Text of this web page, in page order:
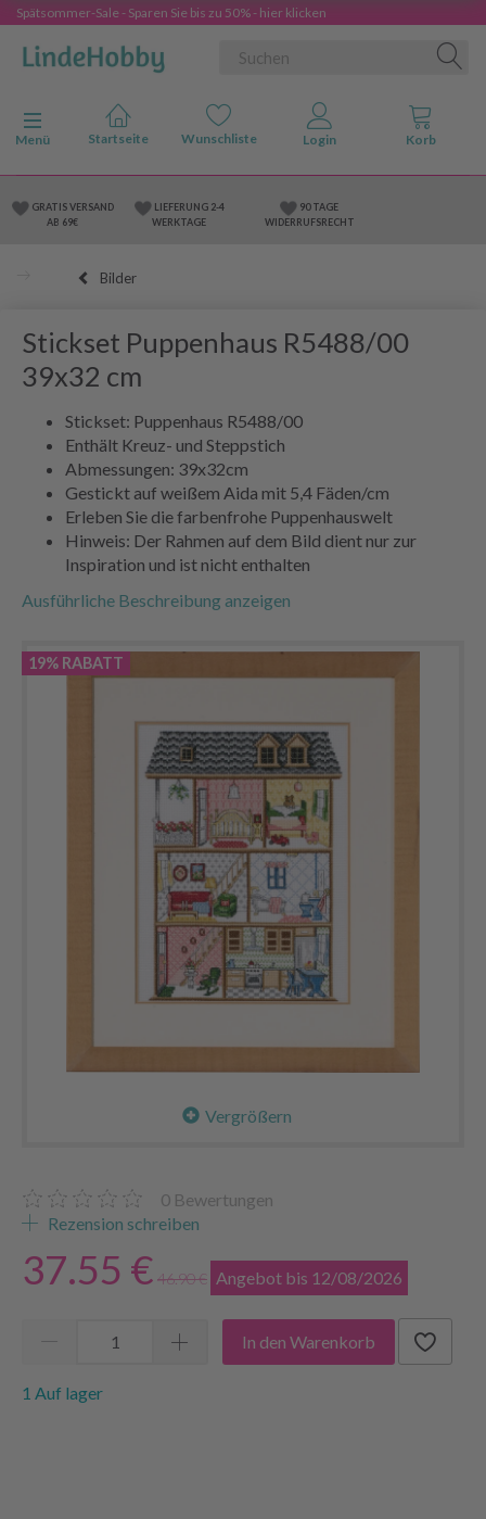
Spätsommer-Sale - Sparen Sie bis zu 50% - hier klicken
Anzeige ändern
Menü
GRATIS VERSAND
AB 69€
LIEFERUNG 2-4
WERKTAGE
90 TAGE
WIDERRUFSRECHT
Bilder
Stickset Puppenhaus R5488/00
39x32 cm
Stickset: Puppenhaus R5488/00
Enthält Kreuz- und Steppstich
Abmessungen: 39x32cm
Gestickt auf weißem Aida mit 5,4 Fäden/cm
Erleben Sie die farbenfrohe Puppenhauswelt
Hinweis: Der Rahmen auf dem Bild dient nur zur
Inspiration und ist nicht enthalten
Ausführliche Beschreibung anzeigen
19% RABATT
Vergrößern
0 Bewertungen
Rezension schreiben
37.55 € 46.90 € Angebot bis 12/08/2026
In den Warenkorb
1 Auf lager